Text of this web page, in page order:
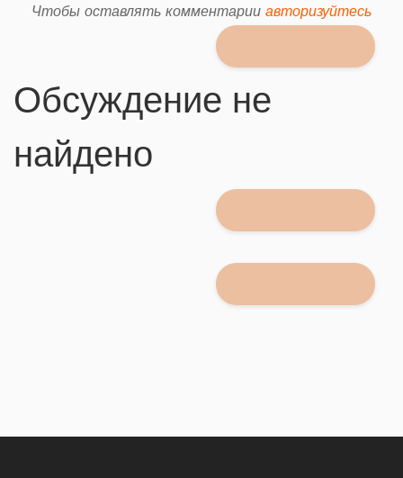
Чтобы оставлять комментарии авторизуйтесь
Обсуждение не
найдено